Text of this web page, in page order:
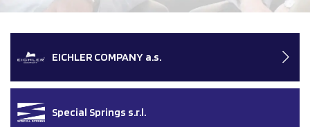
EICHLER COMPANY a.s.
Special Springs s.r.l.